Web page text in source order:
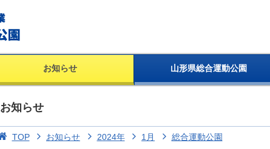
お知らせ 山形県総合運動公園
お知らせ
TOP お知らせ 2024年 1月 総合運動公園